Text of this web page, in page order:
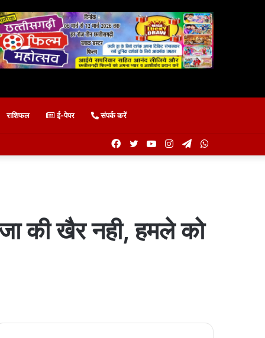
राशिफल ई-पेपर संपर्क करें
Telegram
Instagram
YouTube
Twitter
Facebook
की खैर नही, हमले को